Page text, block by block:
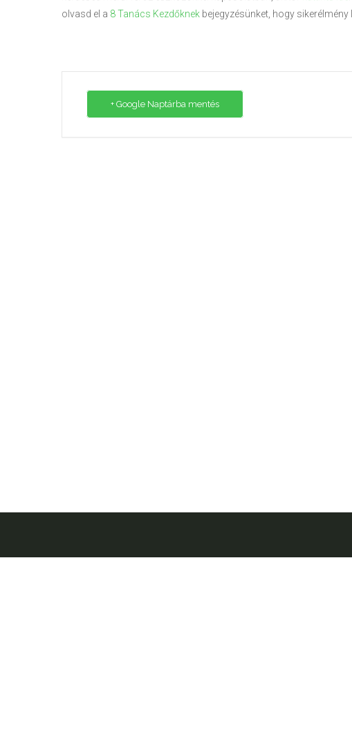
olvasd el a 8 Tanács Kezdőknek bejegyzésünket, hogy sikerélmény
+ Google Naptárba mentés